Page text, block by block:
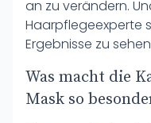
an zu verändern.
Haarpflegeexperte
Ergebnisse zu
Was macht die
Mask so